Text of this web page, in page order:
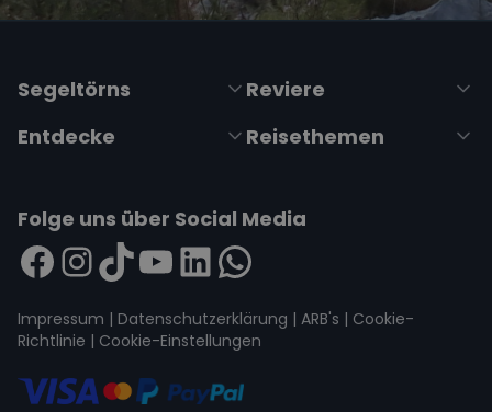
Segeltörns
Reviere
Entdecke
Reisethemen
Folge uns über Social Media
Impressum | Datenschutzerklärung | ARB's | Cookie-
Richtlinie | Cookie-Einstellungen